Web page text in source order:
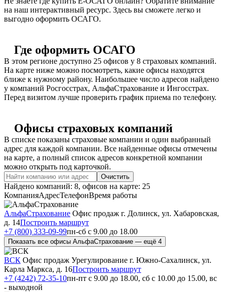
на наш интерактивный ресурс. Здесь вы сможете легко и
выгодно оформить ОСАГО.
Где оформить ОСАГО
В этом регионе доступно 25 офисов у 8 страховых компаний.
На карте ниже можно посмотреть, какие офисы находятся
ближе к нужному району. Наибольшее число адресов найдено
у компаний Росгосстрах, АльфаСтрахование и Ингосстрах.
Перед визитом лучше проверить график приема по телефону.
Офисы страховых компаний
В списке показаны страховые компании и один выбранный
адрес для каждой компании. Все найденные офисы отмечены
на карте, а полный список адресов конкретной компании
можно открыть под карточкой.
Очистить
Найдено компаний: 8, офисов на карте: 25
КомпанияАдресТелефонВремя работы
АльфаСтрахование Офис продаж г. Долинск, ул. Хабаровская,
д. 14Построить маршрут
+7 (800) 333-09-99пн-сб с 9.00 до 18.00
Показать все офисы АльфаСтрахование — ещё 4
ВСК Офис продаж Урегулирование г. Южно-Сахалинск, ул.
Карла Маркса, д. 16Построить маршрут
+7 (4242) 72-35-10пн-пт с 9.00 до 18.00, сб с 10.00 до 15.00, вс
- выходной